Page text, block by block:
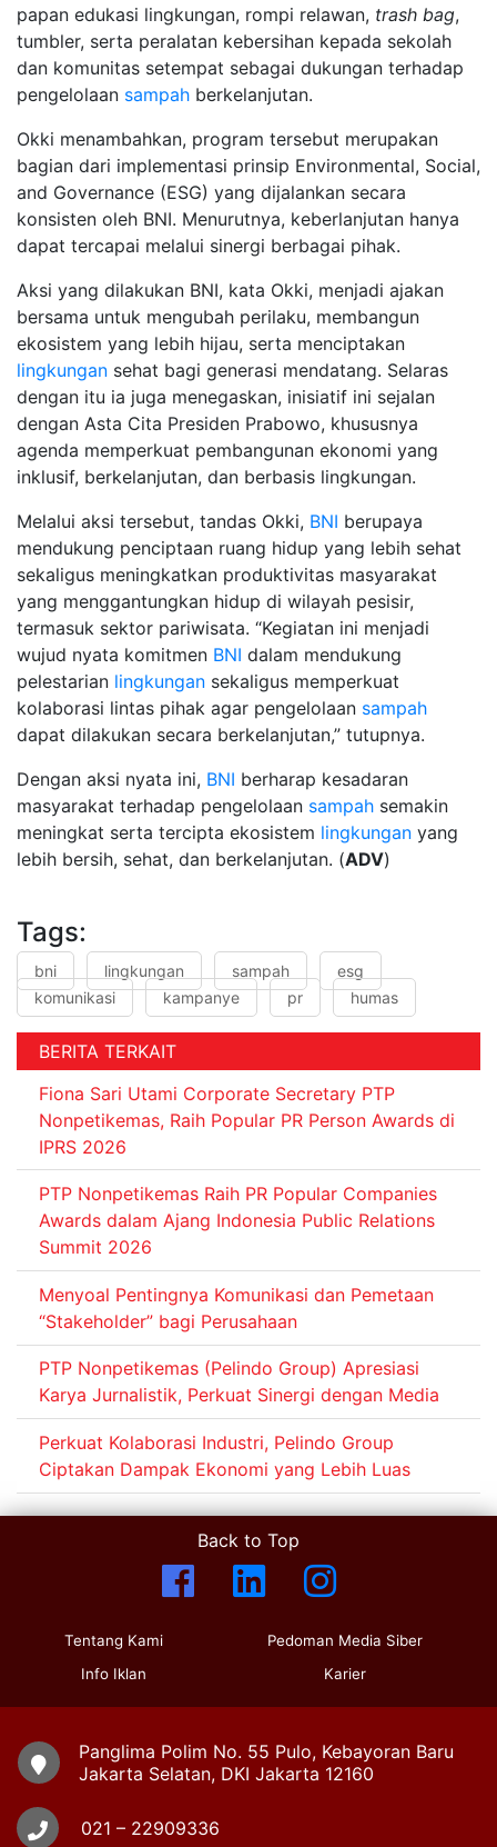
papan edukasi lingkungan, rompi relawan, trash bag,
tumbler, serta peralatan kebersihan kepada sekolah
dan komunitas setempat sebagai dukungan terhadap
pengelolaan sampah berkelanjutan.
Okki menambahkan, program tersebut merupakan
bagian dari implementasi prinsip Environmental, Social,
and Governance (ESG) yang dijalankan secara
konsisten oleh BNI. Menurutnya, keberlanjutan hanya
dapat tercapai melalui sinergi berbagai pihak.
Aksi yang dilakukan BNI, kata Okki, menjadi ajakan
bersama untuk mengubah perilaku, membangun
ekosistem yang lebih hijau, serta menciptakan
lingkungan sehat bagi generasi mendatang. Selaras
dengan itu ia juga menegaskan, inisiatif ini sejalan
dengan Asta Cita Presiden Prabowo, khususnya
agenda memperkuat pembangunan ekonomi yang
inklusif, berkelanjutan, dan berbasis lingkungan.
Melalui aksi tersebut, tandas Okki, BNI berupaya
mendukung penciptaan ruang hidup yang lebih sehat
sekaligus meningkatkan produktivitas masyarakat
yang menggantungkan hidup di wilayah pesisir,
termasuk sektor pariwisata. “Kegiatan ini menjadi
wujud nyata komitmen BNI dalam mendukung
pelestarian lingkungan sekaligus memperkuat
kolaborasi lintas pihak agar pengelolaan sampah
dapat dilakukan secara berkelanjutan,” tutupnya.
Dengan aksi nyata ini, BNI berharap kesadaran
masyarakat terhadap pengelolaan sampah semakin
meningkat serta tercipta ekosistem lingkungan yang
lebih bersih, sehat, dan berkelanjutan. (ADV)
Tags:
bni lingkungan sampah
esg
komunikasi
kampanye pr humas
BERITA TERKAIT
Fiona Sari Utami Corporate Secretary PTP
Nonpetikemas, Raih Popular PR Person Awards di
IPRS 2026
PTP Nonpetikemas Raih PR Popular Companies
Awards dalam Ajang Indonesia Public Relations
Summit 2026
Menyoal Pentingnya Komunikasi dan Pemetaan
“Stakeholder” bagi Perusahaan
PTP Nonpetikemas (Pelindo Group) Apresiasi
Karya Jurnalistik, Perkuat Sinergi dengan Media
Perkuat Kolaborasi Industri, Pelindo Group
Ciptakan Dampak Ekonomi yang Lebih Luas
Back to Top
Tentang Kami
Info Iklan
Pedoman Media Siber
Karier
Panglima Polim No. 55 Pulo, Kebayoran Baru
Jakarta Selatan, DKI Jakarta 12160
021 – 22909336